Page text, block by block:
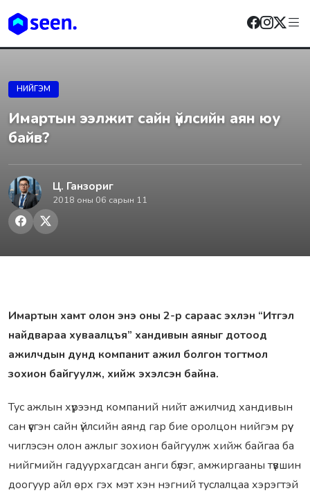
НИЙГЭМ
Имартын ээлжит сайн үйлсийн аян юу
байв?
Ц. Ганзориг
2018 оны 06 сарын 11
Имартын хамт олон энэ оны 2-р сараас эхлэн “Итгэл
найдвараа хуваалцъя” хандивын аяныг дотоод
ажилчдын дунд компанит ажил болгон тогтмол
зохион байгуулж, хийж эхэлсэн байна.
Тус ажлын хүрээнд компаний нийт ажилчид хандивын
сан үүсгэн сайн үйлсийн аянд гар бие оролцон нийгэм рүү
чиглэсэн олон ажлыг зохион байгуулж хийж байгаа ба
нийгмийн гадуурхагдсан анги бүлэг, амжиргааны түвшин
доогуур айл өрх гэх мэт хэн нэгний туслалцаа хэрэгтэй